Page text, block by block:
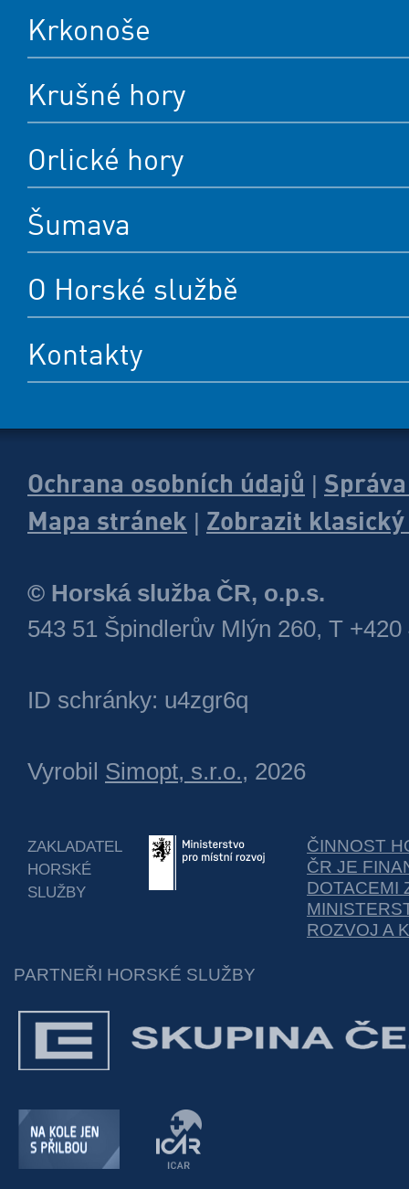
Krkonoše
Krušné hory
Orlické hory
Šumava
O Horské službě
Kontakty
Ochrana osobních údajů
Mapa stránek
Zobrazit
© Horská služba ČR, o.p.s.
543 51 Špindlerův Mlýn 260, T +420
ID schránky: u4zgr6q
Vyrobil Simopt, s.r.o., 2026
ZAKLADATEL
HORSKÉ
SLUŽBY
ČINNOST
ČR JE
DOTACEMI
ROZVOJ A
PARTNEŘI HORSKÉ SLUŽBY